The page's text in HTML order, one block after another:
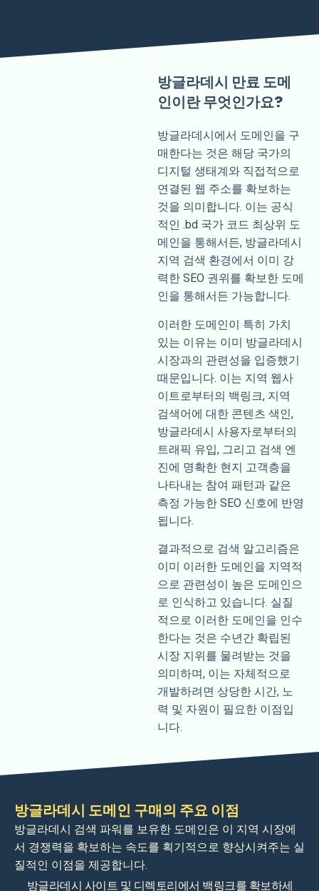
방글라데시 만료 도메
인이란 무엇인가요?
방글라데시에서 도메인을 구
매한다는 것은 해당 국가의
디지털 생태계와 직접적으로
연결된 웹 주소를 확보하는
것을 의미합니다. 이는 공식
적인 .bd 국가 코드 최상위 도
메인을 통해서든, 방글라데시
지역 검색 환경에서 이미 강
력한 SEO 권위를 확보한 도메
인을 통해서든 가능합니다.
이러한 도메인이 특히 가치
있는 이유는 이미 방글라데시
시장과의 관련성을 입증했기
때문입니다. 이는 지역 웹사
이트로부터의 백링크, 지역
검색어에 대한 콘텐츠 색인,
방글라데시 사용자로부터의
트래픽 유입, 그리고 검색 엔
진에 명확한 현지 고객층을
나타내는 참여 패턴과 같은
측정 가능한 SEO 신호에 반영
됩니다.
결과적으로 검색 알고리즘은
이미 이러한 도메인을 지역적
으로 관련성이 높은 도메인으
로 인식하고 있습니다. 실질
적으로 이러한 도메인을 인수
한다는 것은 수년간 확립된
시장 지위를 물려받는 것을
의미하며, 이는 자체적으로
개발하려면 상당한 시간, 노
력 및 자원이 필요한 이점입
니다.
방글라데시 도메인 구매의 주요 이점
방글라데시 검색 파워를 보유한 도메인은 이 지역 시장에
서 경쟁력을 확보하는 속도를 획기적으로 향상시켜주는 실
질적인 이점을 제공합니다.
방글라데시 사이트 및 디렉토리에서 백링크를 확보하세